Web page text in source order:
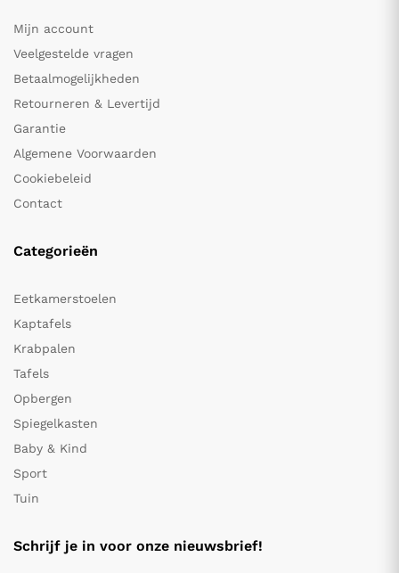
Mijn account
Veelgestelde vragen
Betaalmogelijkheden
Retourneren & Levertijd
Garantie
Algemene Voorwaarden
Cookiebeleid
Contact
Categorieën
Eetkamerstoelen
Kaptafels
Krabpalen
Tafels
Opbergen
Spiegelkasten
Baby & Kind
Sport
Tuin
Schrijf je in voor onze nieuwsbrief!